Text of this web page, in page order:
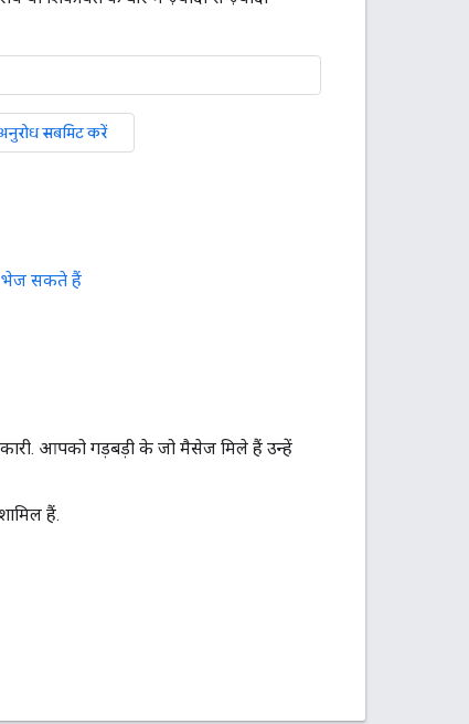
सबमिट करें
भेज सकते हैं
आपको गड़बड़ी के जो मैसेज मिले हैं उन्हें
हैं.